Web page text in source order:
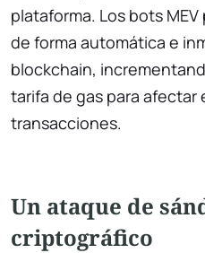
plataforma. Los bots
de forma automática e
blockchain,
tarifa de gas para afectar
transacciones.
Un ataque de
criptográfico